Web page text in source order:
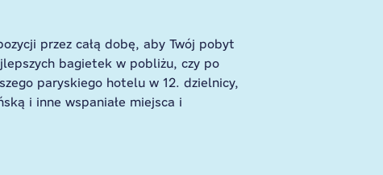
przez całą dobę, aby Twój pobyt
bagietek w pobliżu, czy po
paryskiego hotelu w 12. dzielnicy,
i inne wspaniałe miejsca i